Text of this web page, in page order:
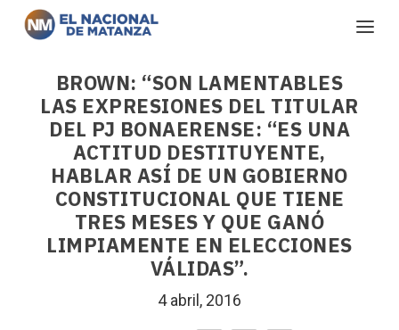
BROWN: “SON LAMENTABLES
LAS EXPRESIONES DEL TITULAR
DEL PJ BONAERENSE: “ES UNA
ACTITUD DESTITUYENTE,
HABLAR ASÍ DE UN GOBIERNO
CONSTITUCIONAL QUE TIENE
TRES MESES Y QUE GANÓ
LIMPIAMENTE EN ELECCIONES
VÁLIDAS”.
4 abril, 2016